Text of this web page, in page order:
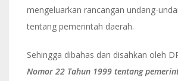
mengeluarkan rancangan undang-
tentang pemerintah daerah.
Sehingga dibahas dan disahkan oleh
Nomor 22 Tahun 1999 tentang